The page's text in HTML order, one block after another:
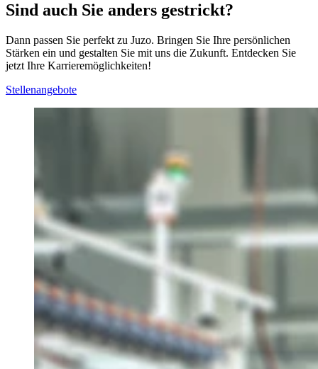
Sind auch Sie anders gestrickt?
Dann passen Sie perfekt zu Juzo. Bringen Sie Ihre persönlichen
Stärken ein und gestalten Sie mit uns die Zukunft. Entdecken Sie
jetzt Ihre Karrieremöglichkeiten!
Stellenangebote